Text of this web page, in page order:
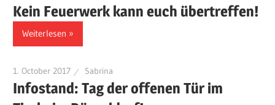
Kein Feuerwerk kann euch übertreffen!
Weiterlesen
1. October 2017 Sabrina
Infostand: Tag der offenen Tür im